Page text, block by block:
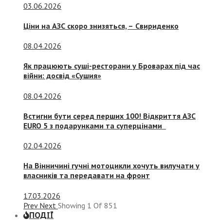
03.06.2026
Ціни на АЗС скоро знизяться, – Свириденко
08.04.2026
Як працюють суші-ресторани у Броварах під час
війни: досвід «Сушия»
08.04.2026
Встигни бути серед перших 100! Відкриття АЗС
EURO 5 з подарунками та суперцінами
02.04.2026
На Вінничині гучні мотоцикли хочуть вилучати у
власників та передавати на фронт
17.03.2026
Prev Next Showing 1 Of 851
ПОДІЇ